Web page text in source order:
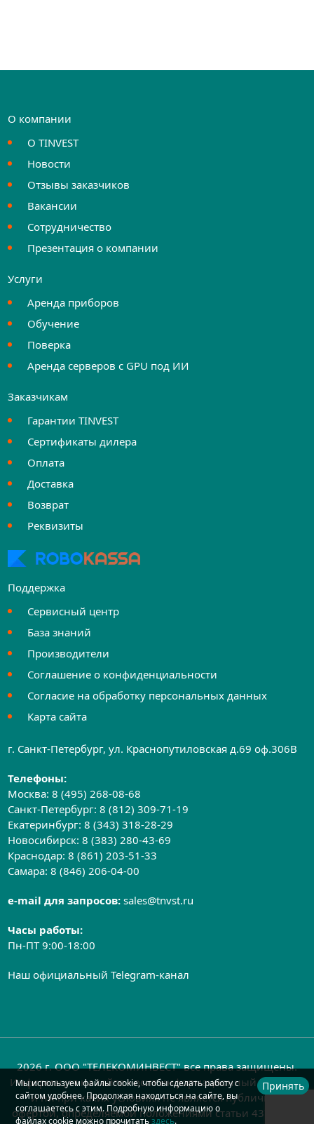
О компании
О TINVEST
Новости
Отзывы заказчиков
Вакансии
Сотрудничество
Презентация о компании
Услуги
Аренда приборов
Обучение
Поверка
Аренда серверов с GPU под ИИ
Заказчикам
Гарантии TINVEST
Сертификаты дилера
Оплата
Доставка
Возврат
Реквизиты
Поддержка
Сервисный центр
База знаний
Производители
Соглашение о конфиденциальности
Согласие на обработку персональных данных
Карта сайта
г. Санкт-Петербург, ул. Краснопутиловская д.69 оф.306B
Телефоны:
Москва:8 (495) 268-08-68
Санкт-Петербург:8 (812) 309-71-19
Екатеринбург:8 (343) 318-28-29
Новосибирск:8 (383) 280-43-69
Краснодар:8 (861) 203-51-33
Самара:8 (846) 206-04-00
e-mail для запросов:sales@tnvst.ru
Часы работы:
Пн-ПТ 9:00-18:00
Наш официальный Telegram-канал
2026 г. ООО "ТЕЛЕКОМИНВЕСТ" все права защищены.
Информация на сайте носит информационный характер
и ни при каких условиях не является публичной
офертой, определяемой положениями статьи 437 ГК РФ
Мы используем файлы cookie, чтобы сделать работу с
сайтом удобнее. Продолжая находиться на сайте, вы
соглашаетесь с этим. Подробную информацию о
файлах cookie можно прочитатьздесь.
Принять